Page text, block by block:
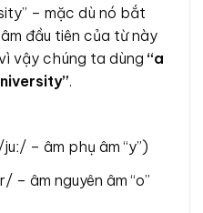
– mặc dù nó bắt
đầu tiên của từ này
vậy chúng ta dùng “a
.
– âm phụ âm “y”)
– âm nguyên âm “o”